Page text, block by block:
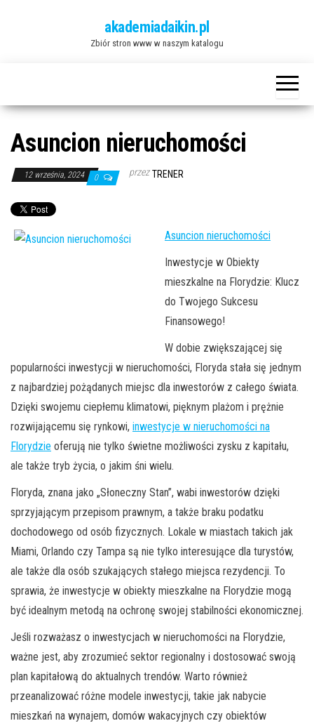
akademiadaikin.pl
Zbiór stron www w naszym katalogu
Asuncion nieruchomości
12 września, 2024 0 przez TRENER
Asuncion nieruchomości
Inwestycje w Obiekty
mieszkalne na Florydzie: Klucz
do Twojego Sukcesu
Finansowego!
W dobie zwiększającej się
popularności inwestycji w nieruchomości, Floryda stała się jednym
z najbardziej pożądanych miejsc dla inwestorów z całego świata.
Dzięki swojemu ciepłemu klimatowi, pięknym plażom i prężnie
rozwijającemu się rynkowi, inwestycje w nieruchomości na
Florydzie oferują nie tylko świetne możliwości zysku z kapitału,
ale także tryb życia, o jakim śni wielu.
Floryda, znana jako „Słoneczny Stan”, wabi inwestorów dzięki
sprzyjającym przepisom prawnym, a także braku podatku
dochodowego od osób fizycznych. Lokale w miastach takich jak
Miami, Orlando czy Tampa są nie tylko interesujące dla turystów,
ale także dla osób szukających stałego miejsca rezydencji. To
sprawia, że inwestycje w obiekty mieszkalne na Florydzie mogą
być idealnym metodą na ochronę swojej stabilności ekonomicznej.
Jeśli rozważasz o inwestycjach w nieruchomości na Florydzie,
ważne jest, aby zrozumieć sektor regionalny i dostosować swoją
plan kapitałową do aktualnych trendów. Warto również
przeanalizować różne modele inwestycji, takie jak nabycie
mieszkań na wynajem, domów wakacyjnych czy obiektów